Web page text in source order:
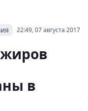
22:49, 07 августа 2017
в